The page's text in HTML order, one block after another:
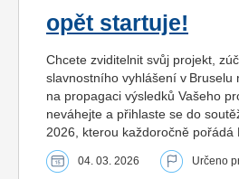
opět startuje!
Chcete zviditelnit svůj projekt,
slavnostního vyhlášení v Bruselu
na propagaci výsledků Vašeho
neváhejte a přihlaste se do
2026, kterou každoročně pořádá
04. 03. 2026 Určeno